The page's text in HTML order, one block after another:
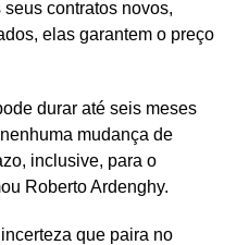
contratos novos,
elas garantem o preço
durar até seis meses
mudança de
inclusive, para o
Roberto Ardenghy.
que paira no